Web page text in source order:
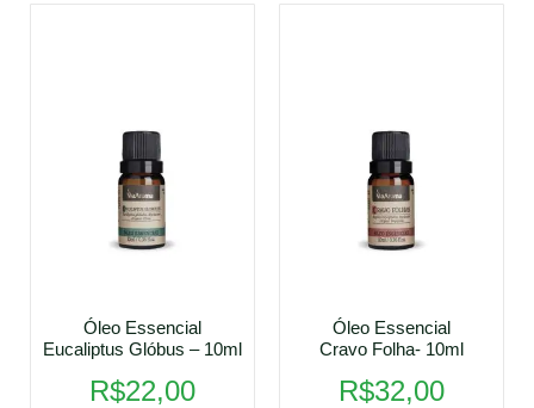
Óleo Essencial
Eucaliptus Glóbus – 10ml
R$22,00
Óleo Essencial
Cravo Folha- 10ml
R$32,00